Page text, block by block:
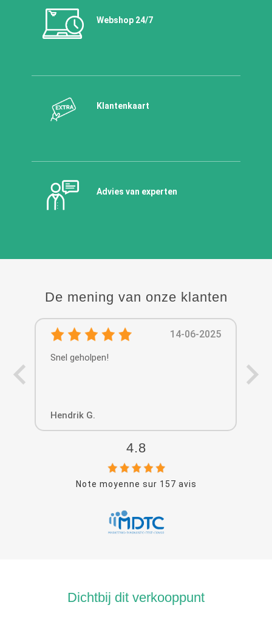
Webshop 24/7
Klantenkaart
Advies van experten
De mening van onze klanten
14-06-2025
Snel geholpen!
Hendrik G.
4.8
Note moyenne sur 157 avis
Dichtbij dit verkooppunt